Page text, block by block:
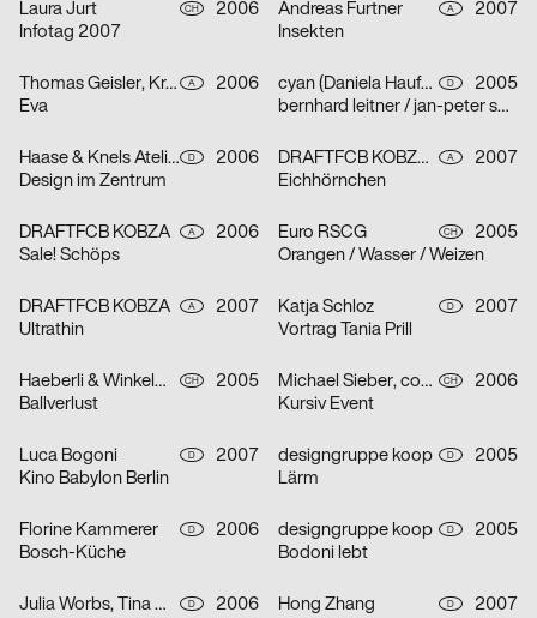
Laura Jurt CH
2006
Infotag 2007
Andreas Furtner A
2007
Insekten
Thomas Geisler, Kramar, Christof Nardin A
2006
Eva
cyan (Daniela Haufe + Detlef Fiedler) D
2005
bernhard leitner / jan-peter sonntag
Haase & Knels Atelier für Gestaltung D
2006
Design im Zentrum
DRAFTFCB KOBZA, Andreas Furtner A
2007
Eichhörnchen
DRAFTFCB KOBZA A
2006
Sale! Schöps
Euro RSCG CH
2005
Orangen / Wasser / Weizen
DRAFTFCB KOBZA A
2007
Ultrathin
Katja Schloz D
2007
Vortrag Tania Prill
Haeberli & Winkelmann CH
2005
Ballverlust
Michael Sieber, cosmic.ch/dbmb CH
2006
Kursiv Event
Luca Bogoni D
2007
Kino Babylon Berlin
designgruppe koop D
2005
Lärm
Florine Kammerer D
2006
Bosch-Küche
designgruppe koop D
2005
Bodoni lebt
Julia Worbs, Tina Worbs D
2006
Hong Zhang D
2007